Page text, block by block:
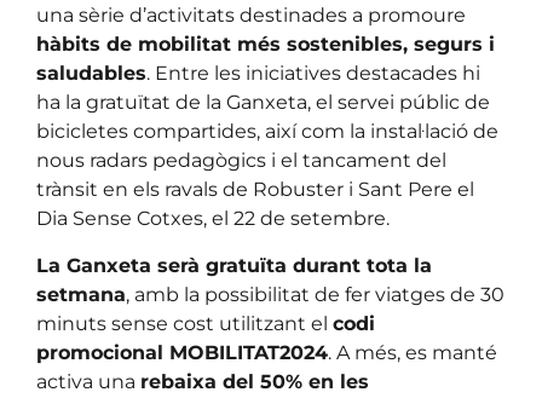
una sèrie d’activitats destinades a promoure
hàbits de mobilitat més sostenibles, segurs i
saludables. Entre les iniciatives destacades hi
ha la gratuïtat de la Ganxeta, el servei públic de
bicicletes compartides, així com la instal·lació de
nous radars pedagògics i el tancament del
trànsit en els ravals de Robuster i Sant Pere el
Dia Sense Cotxes, el 22 de setembre.
La Ganxeta serà gratuïta durant tota la
setmana, amb la possibilitat de fer viatges de 30
minuts sense cost utilitzant el codi
promocional MOBILITAT2024. A més, es manté
activa una rebaixa del 50% en les